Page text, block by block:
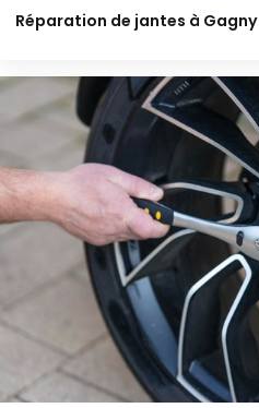
Réparation de jantes à Gagny